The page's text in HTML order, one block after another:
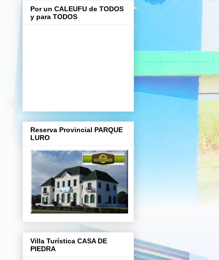
Por un CALEUFU de TODOS
y para TODOS
Reserva Provincial PARQUE
LURO
Villa Turística CASA DE
PIEDRA